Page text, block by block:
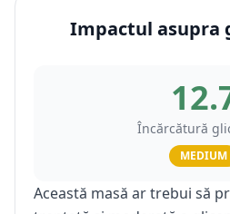
Impactul asupra
Încărcătură
MEDIUM
Această masă ar trebui să